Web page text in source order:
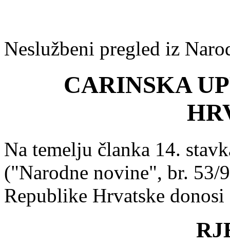
Neslužbeni pregled iz
CARINSKA
Na temelju članka 14.
("Narodne novine", br. 53/
Republike Hrvatske donosi